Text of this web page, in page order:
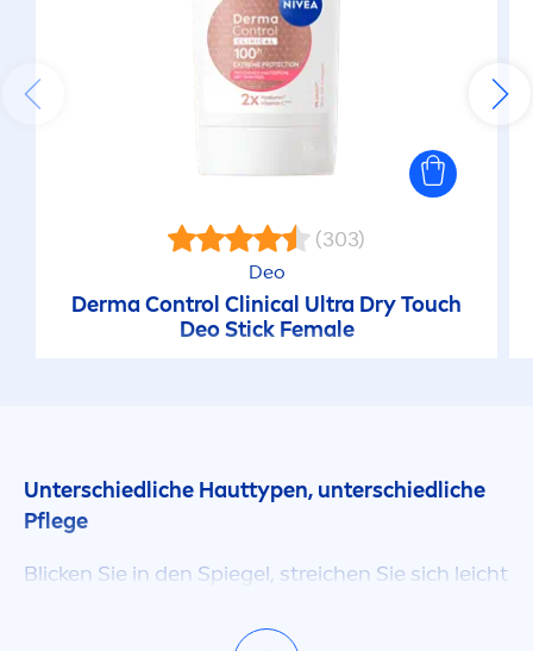
(303)
Deo
Derma Control Clinical Ultra Dry Touch
Deo Stick Female
Unterschiedliche Hauttypen, unterschiedliche
Pflege
Blicken Sie in den Spiegel, streichen Sie sich leicht
äusseren Merkmalen lässt sich meist